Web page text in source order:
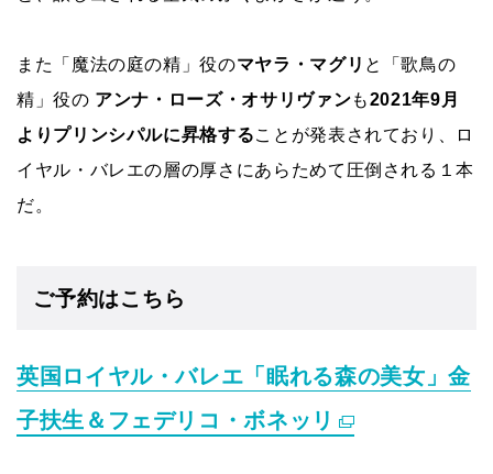
また「 魔法の庭の精」役のマヤラ・マグリ と「歌鳥の
精」役の アンナ・ローズ・オサリヴァンも2021年9月
よりプリンシパルに昇格することが発表されており、ロ
イヤル・バレエの層の厚さにあらためて圧倒される１本
だ。
ご予約はこちら
英国ロイヤル・バレエ「眠れる森の美女」金
子扶生＆フェデリコ・ボネッリ